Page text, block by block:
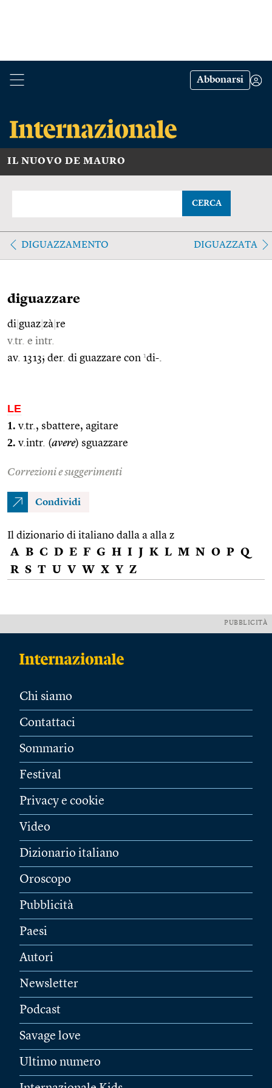
Abbonarsi
IL NUOVO DE MAURO
CERCA
DIGUAZZAMENTO DIGUAZZATA
diguazzare
di guaz zà re
v.tr. e intr.
av. 1313; der. di guazzare con 1di-.
LE
1. v.tr., sbattere, agitare
2. v.intr. (avere) sguazzare
Correzioni e suggerimenti
Condividi
Il dizionario di italiano dalla a alla z
A B C D E F G H I J K L M N O P Q
R S T U V W X Y Z
PUBBLICITÀ
Chi siamo
Contattaci
Sommario
Festival
Privacy e cookie
Video
Dizionario italiano
Oroscopo
Pubblicità
Paesi
Autori
Newsletter
Podcast
Savage love
Ultimo numero